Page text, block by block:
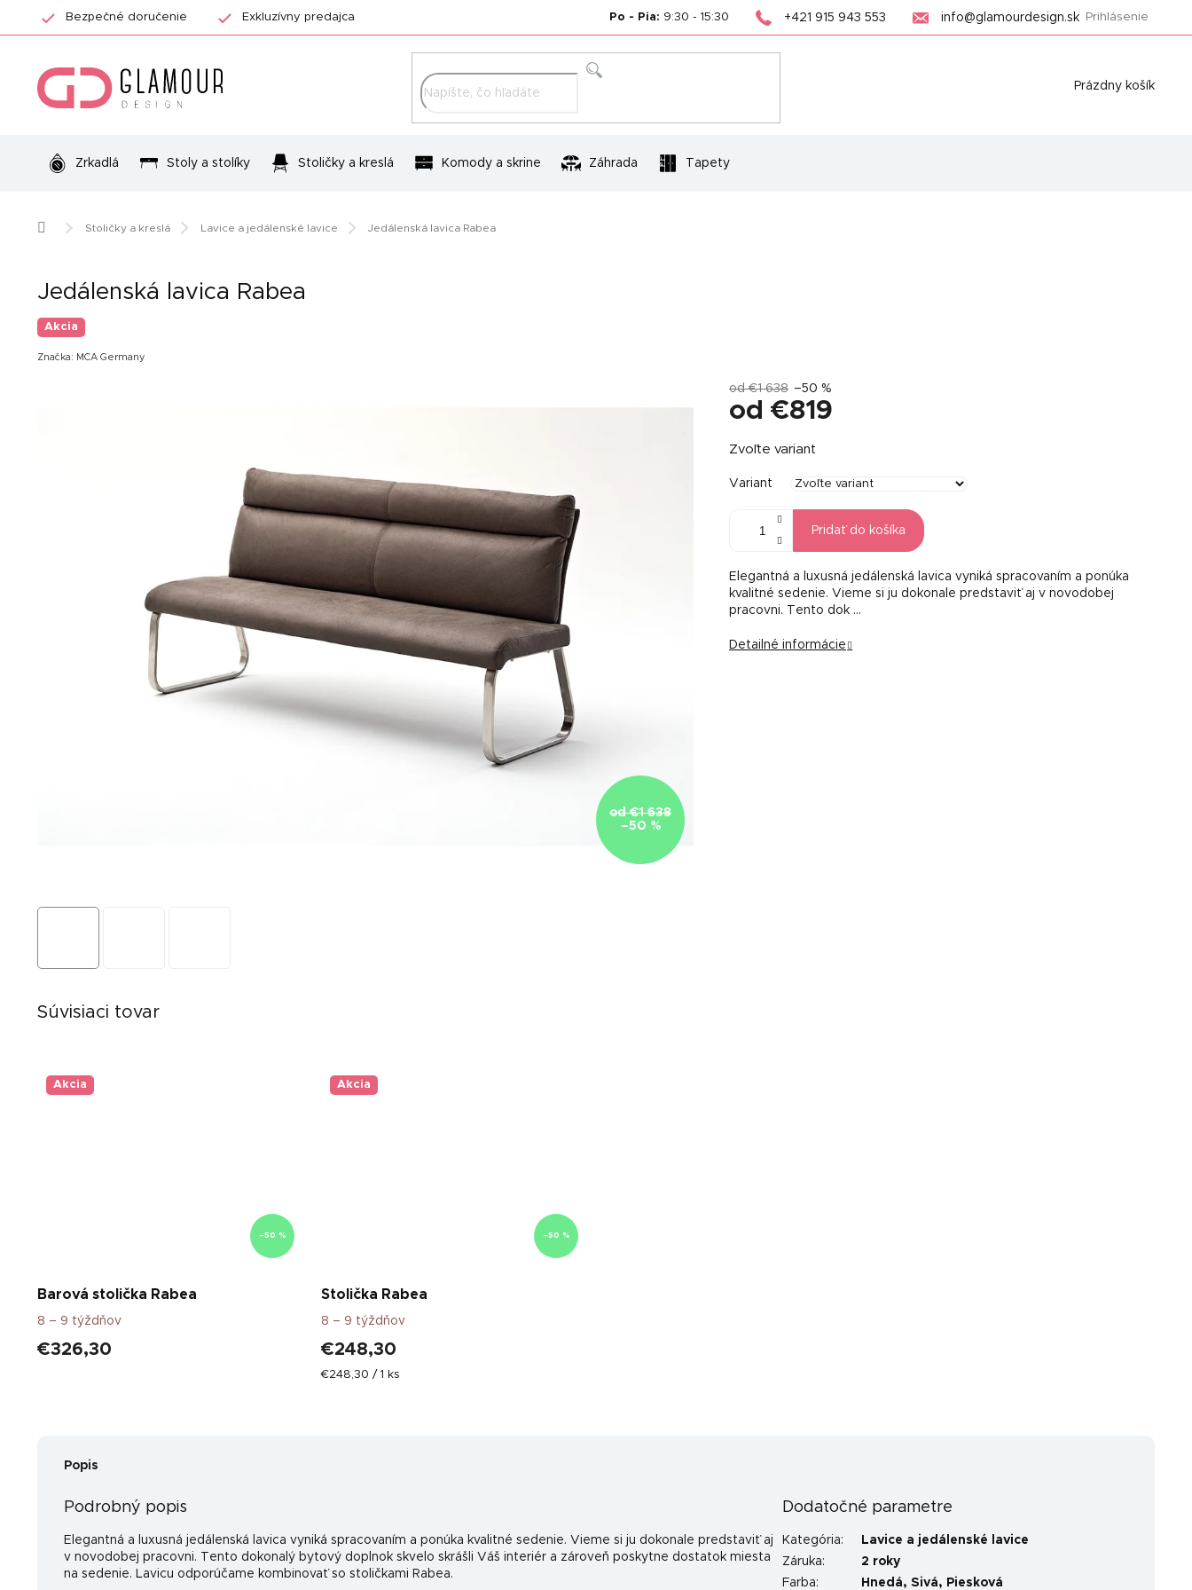
Bezpečné doručenie Exkluzívny predajca Po - Pia: 9:30 - 15:30 +421 915 943 553 info@glamourdesign.sk Prihlásenie
Nákupný
Prázdny košík
Zrkadlá Stoly a stolíky Stoličky a kreslá Komody a skrine Záhrada Tapety
DomovStoličky a kreslá Lavice a jedálenské lavice Jedálenská lavica Rabea
Jedálenská lavica Rabea
Akcia
Značka: MCA Germany
od €1 638
–50 %
od €1 638 –50 %
od €819
cena:
Zvoľte variant
Variant
Pridať do košíka
Elegantná a luxusná jedálenská lavica vyniká spracovaním a ponúka
kvalitné sedenie. Vieme si ju dokonale predstaviť aj v novodobej
pracovni. Tento dok …
Detailné informácie
Súvisiaci tovar
Akcia
–50 %
Barová stolička Rabea
8 – 9 týždňov
€326,30
Akcia
–50 %
Stolička Rabea
8 – 9 týždňov
€248,30
Jednotková
€248,30 / 1 ks
Popis
Podrobný popis
Elegantná a luxusná jedálenská lavica vyniká spracovaním a ponúka kvalitné sedenie. Vieme si ju dokonale predstaviť aj
v novodobej pracovni. Tento dokonalý bytový doplnok skvelo skrášli Váš interiér a zároveň poskytne dostatok miesta
na sedenie. Lavicu odporúčame kombinovať so stoličkami Rabea.
Dodatočné parametre
Kategória:
Lavice a jedálenské lavice
Záruka:
2 roky
Farba: Hnedá,Sivá, Piesková